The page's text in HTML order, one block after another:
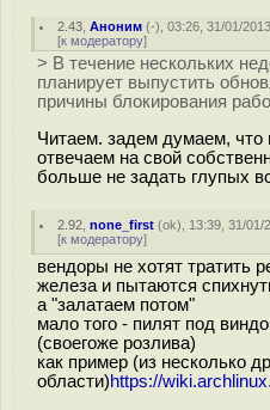
2.43 ,Аноним (-), 03:26, 31/01/
[к модератору]
> В течение нескольких
планирует выпустить
причины блокирования
Читаем. задем думаем, что
отвечаем на свой
больше не задать глупых
2.92 ,none_first (ok), 13:39, 31/01/
[к модератору]
вендоры не хотят тратить
железа и пытаются
а "залатаем потом"
мало того - пилят под
(своегоже розлива)
как пример (из несколько
области)https://